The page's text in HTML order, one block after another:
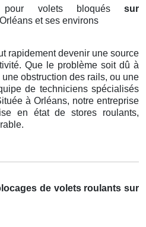
pour volets bloqués sur
et ses environs
rapidement devenir une source
Que le problème soit dû à
obstruction des rails, ou une
de techniciens spécialisés
à Orléans, notre entreprise
en état de stores roulants,
de volets roulants sur